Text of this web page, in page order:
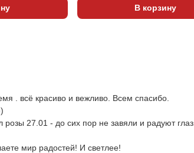
В корзину
. всё красиво и вежливо. Всем спасибо.
27.01 - до сих пор не завяли и радуют глаз.
мир радостей! И светлее!